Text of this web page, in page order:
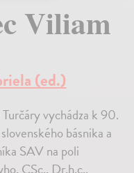
Viliam
(ed.)
vychádza k 90.
básnika a
SAV na poli